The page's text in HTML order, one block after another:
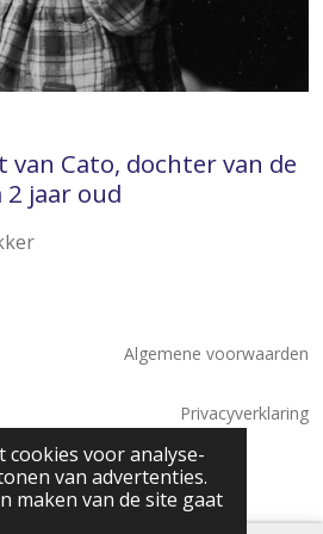
cookies voor analyse-
van advertenties.
maken van de site gaat
Cato, dochter van de
jaar oud
Algemene voorwaarden
Privacyverklaring